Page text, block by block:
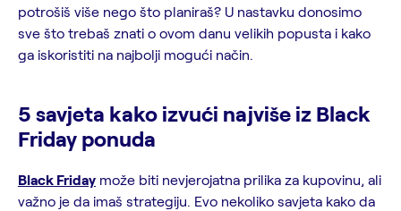
potrošiš više nego što planiraš? U nastavku donosimo
sve što trebaš znati o ovom danu velikih popusta i kako
ga iskoristiti na najbolji mogući način.
5 savjeta kako izvući najviše iz Black
Friday ponuda
Black Friday može biti nevjerojatna prilika za kupovinu, ali
važno je da imaš strategiju. Evo nekoliko savjeta kako da